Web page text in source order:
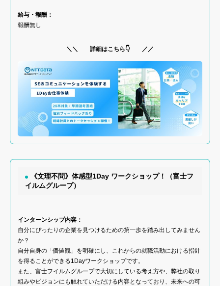
給与・報酬：
報酬無し
＼＼ 詳細はこちら👇 ／／
《文理不問》体感型1Day ワークショップ！（富士フ
イルムグループ）
インターンシップ内容：
自分にぴったりの企業を見つけるための第一歩を踏み出してみません
か？
自分自身の「価値観」を明確にし、これからの就職活動における指針
を得ることができる1Dayワークショップです。
また、富士フイルムグループで大切にしている考え方や、弊社の取り
組みやビジョンにも触れていただける内容となっており、未来への可